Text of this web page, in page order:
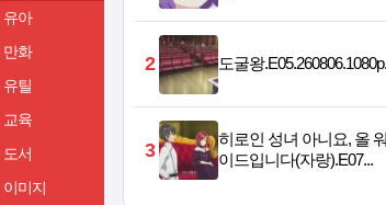
유아
만화
유틸
교육
도서
이미지
2 도굴왕
3
히로인 성녀 아니요, 올
이드입니다(자랑).E07...